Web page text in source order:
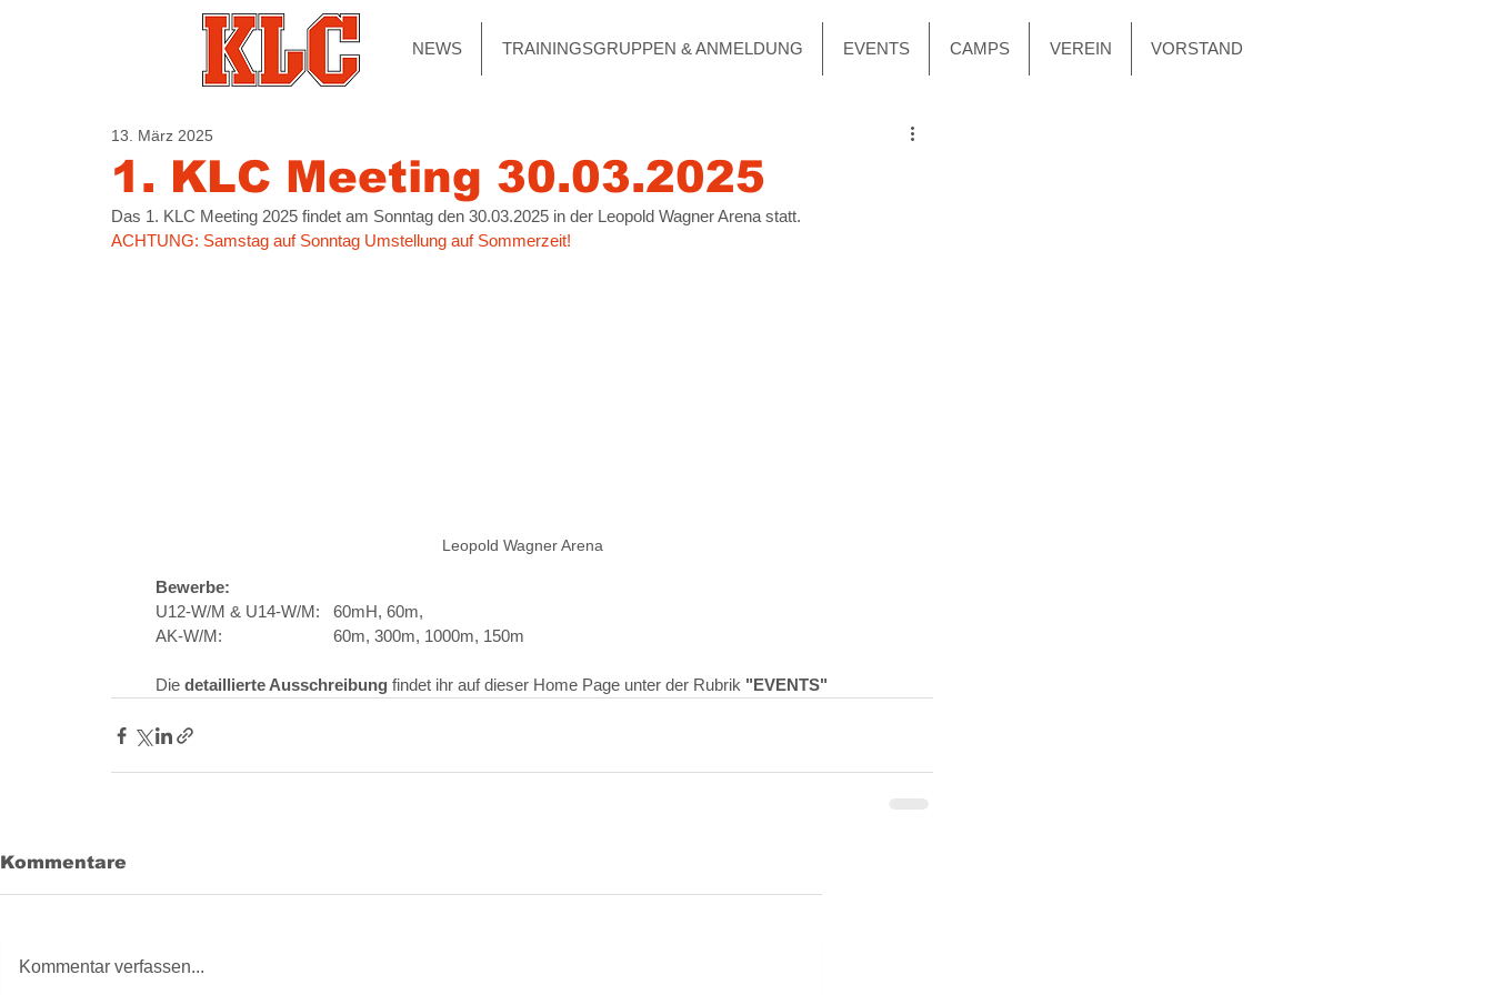
NEWS TRAININGSGRUPPEN & ANMELDUNG EVENTS CAMPS VEREIN VORSTAND
1. KLC Meeting 30.03.2025
13. März 2025
Das 1. KLC Meeting 2025 findet am Sonntag den 30.03.2025 in der Leopold Wagner Arena statt.
ACHTUNG: Samstag auf Sonntag Umstellung auf Sommerzeit!
Leopold Wagner Arena
	Bewerbe:
	U12-W/M & U14-W/M:  	60mH, 60m,
	AK-W/M: 			60m, 300m, 1000m, 150m
	Die
detaillierte Ausschreibung findet ihr auf dieser Home Page unter der Rubrik "EVENTS"
Kommentare
Kommentar verfassen...